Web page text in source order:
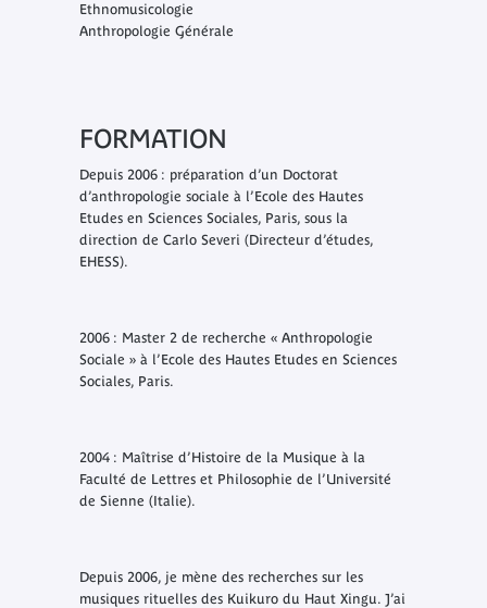
Ethnomusicologie
Anthropologie Générale
FORMATION
Depuis 2006 : préparation d’un Doctorat
d’anthropologie sociale à l’Ecole des Hautes
Etudes en Sciences Sociales, Paris, sous la
direction de Carlo Severi (Directeur d’études,
EHESS).
2006 : Master 2 de recherche « Anthropologie
Sociale » à l’Ecole des Hautes Etudes en Sciences
Sociales, Paris.
2004 : Maîtrise d’Histoire de la Musique à la
Faculté de Lettres et Philosophie de l’Université
de Sienne (Italie).
Depuis 2006, je mène des recherches sur les
musiques rituelles des Kuikuro du Haut Xingu. J’ai